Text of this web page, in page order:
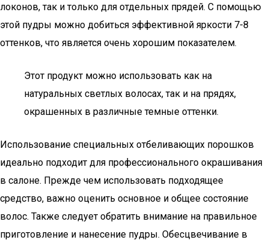
локонов, так и только для отдельных прядей. С помощью
этой пудры можно добиться эффективной яркости 7-8
оттенков, что является очень хорошим показателем.
Этот продукт можно использовать как на
натуральных светлых волосах, так и на прядях,
окрашенных в различные темные оттенки.
Использование специальных отбеливающих порошков
идеально подходит для профессионального окрашивания
в салоне. Прежде чем использовать подходящее
средство, важно оценить основное и общее состояние
волос. Также следует обратить внимание на правильное
приготовление и нанесение пудры. Обесцвечивание в